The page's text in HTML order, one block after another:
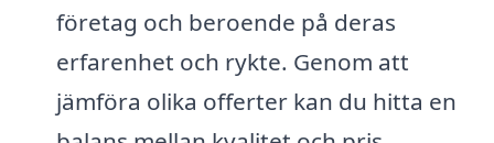
företag och beroende på deras
erfarenhet och rykte. Genom att
jämföra olika offerter kan du hitta en